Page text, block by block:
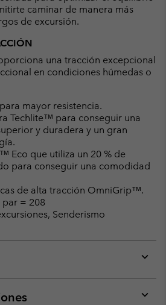
caminar de manera más
de excursión.
una tracción excepcional
en condiciones húmedas o
mayor resistencia.
Techlite™ para conseguir una
y duradera y un gran
Eco que utiliza un 20 % de
para conseguir una comodidad
de alta tracción OmniGrip™.
par = 208
Senderismo
or